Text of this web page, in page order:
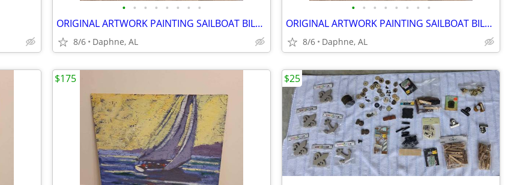
• • • • • • • •
ORIGINAL ARTWORK PAINTING SAILBOAT BILL HARRISON
8/6 Daphne, AL
• • • • • • • •
ORIGINAL ARTWORK PAINTING SAILBOAT BILL HARRISON
8/6 Daphne, AL
$175 $25